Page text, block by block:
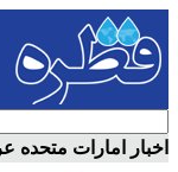
امارات متحده عربی